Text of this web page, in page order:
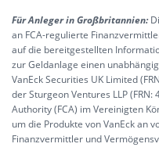
Für Anleger in Großbritannien:
an FCA-regulierte
auf die bereitgestellten
zur Geldanlage einen
VanEck Securities UK Limited
der Sturgeon Ventures LLP
Authority (FCA) im Vereinigten
um die Produkte von VanEck an
Finanzvermittler und